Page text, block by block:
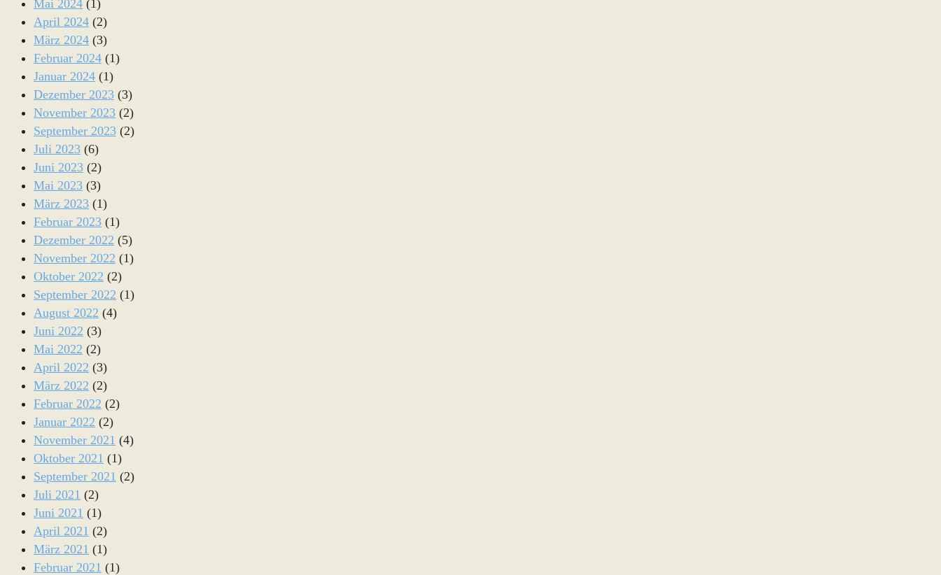
Mai 2024 (1)
April 2024 (2)
März 2024 (3)
Februar 2024 (1)
Januar 2024 (1)
Dezember 2023 (3)
November 2023 (2)
September 2023 (2)
Juli 2023 (6)
Juni 2023 (2)
Mai 2023 (3)
März 2023 (1)
Februar 2023 (1)
Dezember 2022 (5)
November 2022 (1)
Oktober 2022 (2)
September 2022 (1)
August 2022 (4)
Juni 2022 (3)
Mai 2022 (2)
April 2022 (3)
März 2022 (2)
Februar 2022 (2)
Januar 2022 (2)
November 2021 (4)
Oktober 2021 (1)
September 2021 (2)
Juli 2021 (2)
Juni 2021 (1)
April 2021 (2)
März 2021 (1)
Februar 2021 (1)